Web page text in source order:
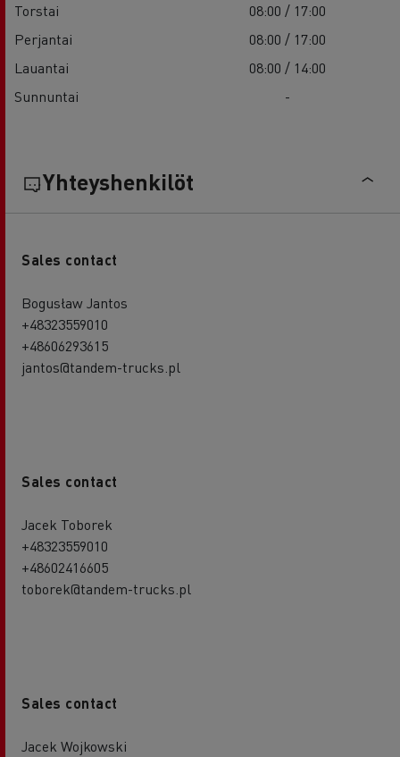
Torstai
08:00 / 17:00
Perjantai
08:00 / 17:00
Lauantai
08:00 / 14:00
Sunnuntai
-
Yhteyshenkilöt
Sales contact
Bogusław Jantos
+48323559010
+48606293615
jantos@tandem-trucks.pl
Sales contact
Jacek Toborek
+48323559010
+48602416605
toborek@tandem-trucks.pl
Sales contact
Jacek Wojkowski